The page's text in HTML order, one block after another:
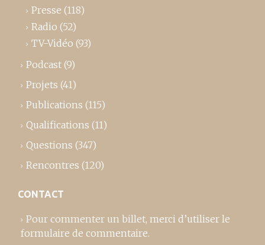
Presse (118)
Radio (52)
TV-Vidéo (93)
Podcast (9)
Projets (41)
Publications (115)
Qualifications (11)
Questions (347)
Rencontres (120)
CONTACT
Pour commenter un billet, merci d’utiliser le
formulaire de commentaire.